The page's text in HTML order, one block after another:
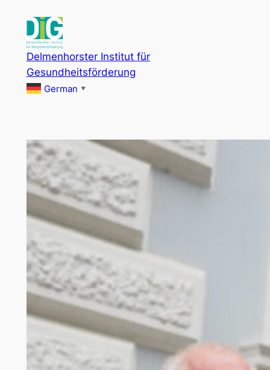
springen
Delmenhorster Institut für
Gesundheitsförderung
German ▼